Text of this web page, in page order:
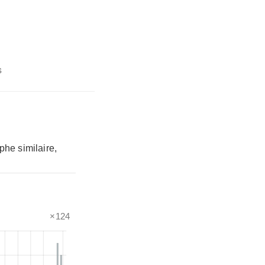
similaire,
×124